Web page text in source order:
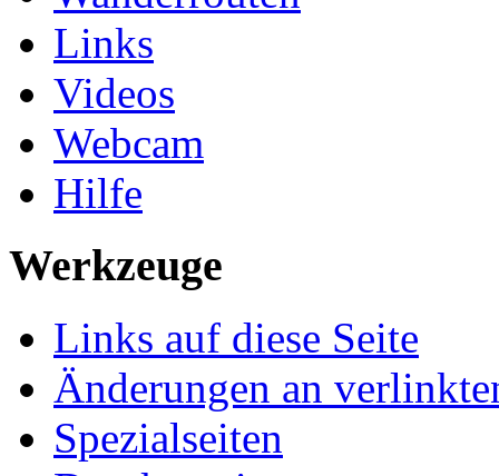
Links
Videos
Webcam
Hilfe
Werkzeuge
Links auf diese Seite
Änderungen an
Spezialseiten